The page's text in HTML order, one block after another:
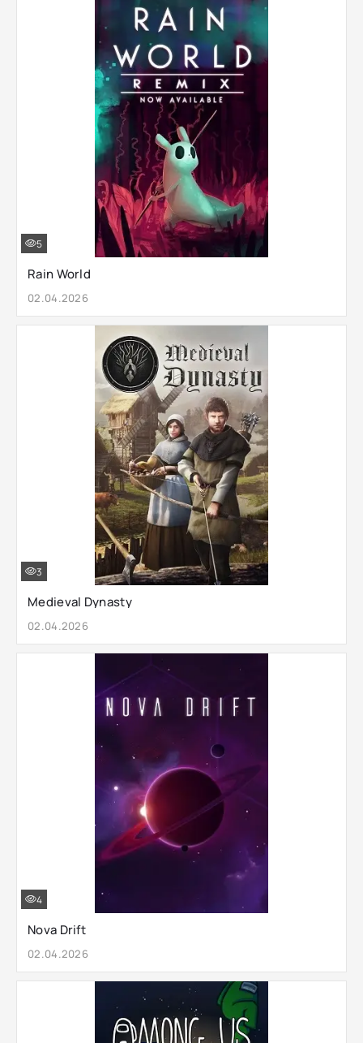
Rain World
02.04.2026
5
Medieval Dynasty
02.04.2026
3
Nova Drift
02.04.2026
4